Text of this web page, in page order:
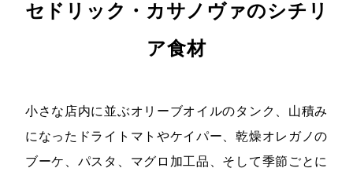
セドリック・カサノヴァのシチリ
ア食材
小さな店内に並ぶオリーブオイルのタンク、山積み
になったドライトマトやケイパー、乾燥オレガノの
ブーケ、パスタ、マグロ加工品、そして季節ごとに